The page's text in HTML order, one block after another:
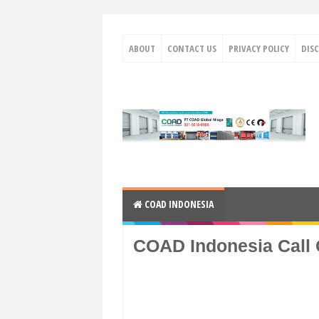
ABOUT CONTACT US PRIVACY POLICY
COAD INDONESIA
COAD Indonesia Call